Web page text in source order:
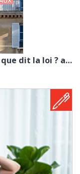
Troubles anormaux du voisinage : que dit la loi ? avec la CGL